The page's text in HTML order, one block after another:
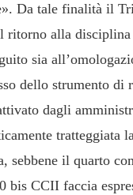
Da tale finalità il
ritorno alla
sia
dello strumento di
dagli
tratteggiata
sebbene il quarto
bis CCII faccia